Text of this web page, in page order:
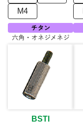
M4
BSTI